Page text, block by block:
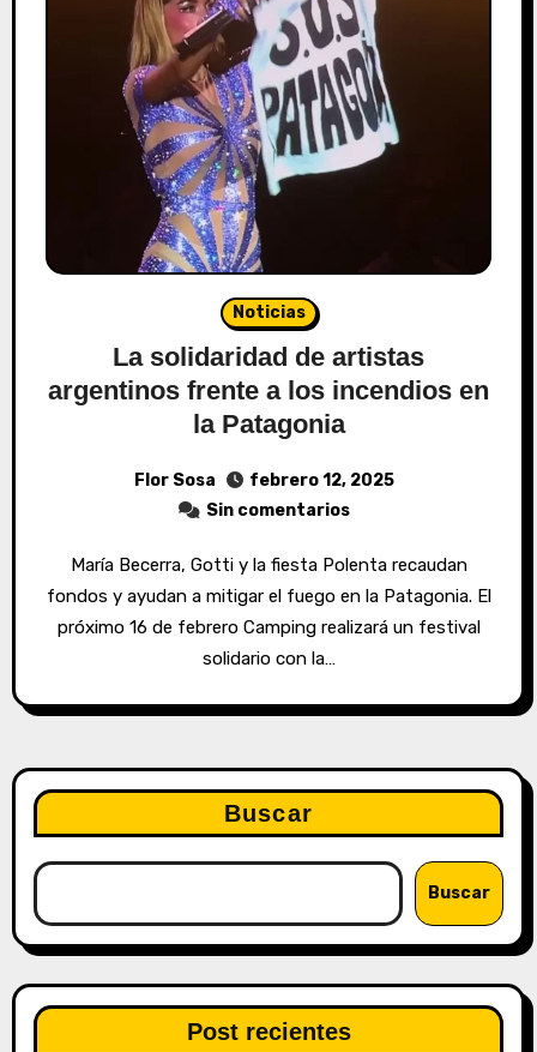
Noticias
La solidaridad de artistas
argentinos frente a los incendios en
la Patagonia
Flor Sosa
febrero 12, 2025
Sin comentarios
María Becerra, Gotti y la fiesta Polenta recaudan
fondos y ayudan a mitigar el fuego en la Patagonia. El
próximo 16 de febrero Camping realizará un festival
solidario con la…
Buscar
Buscar
Post recientes